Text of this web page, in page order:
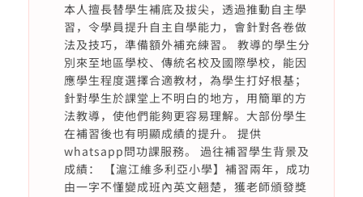
本人擅長替學生補底及拔尖，透過推動自主學
習，令學員提升自主自學能力，會針對各卷做
法及技巧，準備額外補充練習。 教導的學生分
別來至地區學校、傳統名校及國際學校，能因
應學生程度選擇合適教材，為學生打好根基；
針對學生於課堂上不明白的地方，用簡單的方
法教導，使他們能夠更容易理解。大部份學生
在補習後也有明顯成績的提升。 提供
whatsapp問功課服務。 過往補習學生背景及
成績： 【滬江維多利亞小學】補習兩年，成功
由一字不懂變成班內英文翹楚，獲老師頒發獎